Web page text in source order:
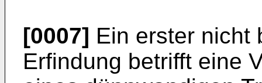
[0007] Ein erster nicht
Erfindung betrifft eine